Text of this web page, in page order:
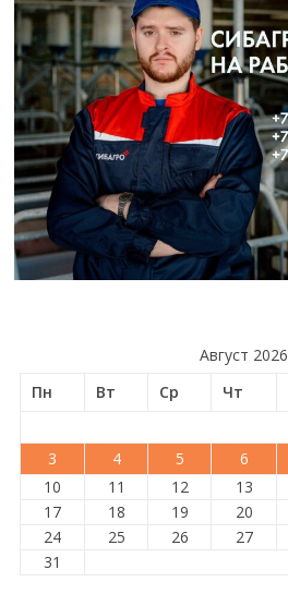
Август 2026
Пн
Вт Ср Чт
3
4 5 6
10
11 12 13
17
18 19 20
24
25 26 27
31